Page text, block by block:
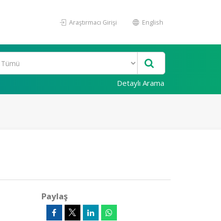
Araştırmacı Girişi English
Detaylı Arama
Paylaş